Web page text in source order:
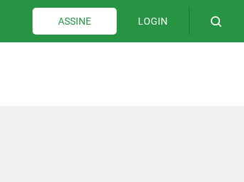
ASSINE LOGIN